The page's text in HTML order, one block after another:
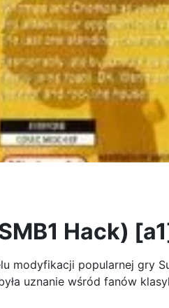
Hack)
modyfikacji popularnej gry
uznanie wśród fanów